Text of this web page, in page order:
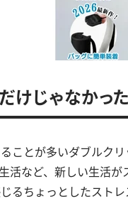
けじゃなかった
ことが多いダブルク
活など、新しい生活
るちょっとしたスト